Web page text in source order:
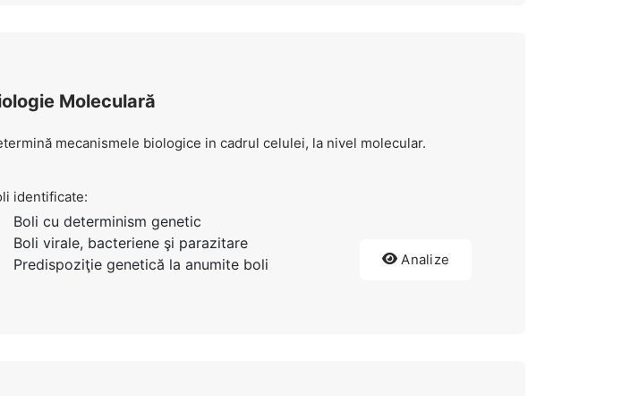
Moleculară
mecanismele biologice in cadrul celulei, la nivel molecular.
identificate:
Boli cu determinism genetic
Boli virale, bacteriene şi parazitare
Predispoziţie genetică la anumite boli
Analize